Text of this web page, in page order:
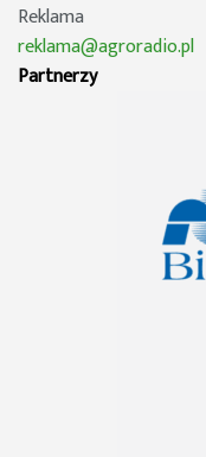
Reklama
reklama@agroradio.pl
Partnerzy